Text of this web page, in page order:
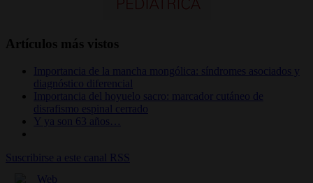
Artículos más vistos
Importancia de la mancha mongólica: síndromes asociados y
diagnóstico diferencial
Importancia del hoyuelo sacro: marcador cutáneo de
disrafismo espinal cerrado
Y ya son 63 años…
Suscribirse a este canal RSS